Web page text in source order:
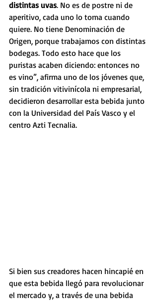
distintas uvas. No es de postre ni de
aperitivo, cada uno lo toma cuando
quiere. No tiene Denominación de
Origen, porque trabajamos con distintas
bodegas. Todo esto hace que los
puristas acaben diciendo: entonces no
es vino”, afirma uno de los jóvenes que,
sin tradición vitivinícola ni empresarial,
decidieron desarrollar esta bebida junto
con la Universidad del País Vasco y el
centro Azti Tecnalia.
Si bien sus creadores hacen hincapié en
que esta bebida llegó para revolucionar
el mercado y, a través de una bebida